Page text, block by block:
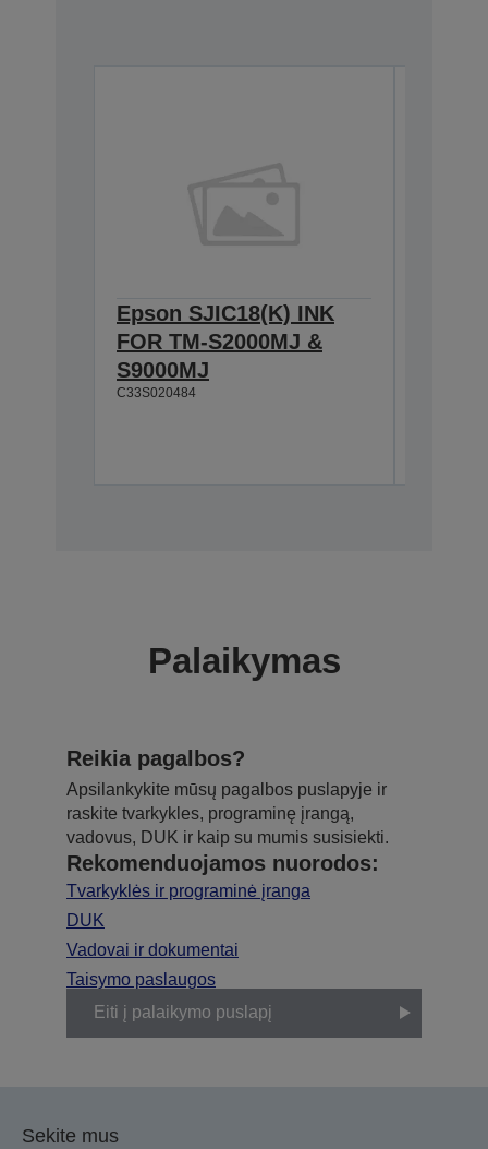
Epson SJIC18(K) INK
FOR TM-S2000MJ &
S9000MJ
C33S020484
Palaikymas
Reikia pagalbos?
Apsilankykite mūsų pagalbos puslapyje ir
raskite tvarkykles, programinę įrangą,
vadovus, DUK ir kaip su mumis susisiekti.
Rekomenduojamos nuorodos:
Tvarkyklės ir programinė įranga
DUK
Vadovai ir dokumentai
Taisymo paslaugos
Eiti į palaikymo puslapį
Sekite mus